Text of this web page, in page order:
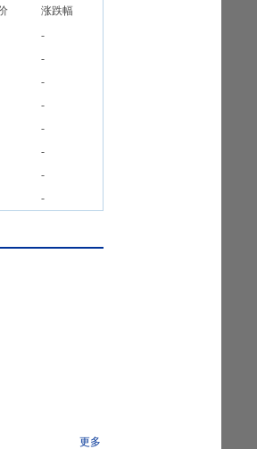
涨跌幅
-
-
-
-
-
-
-
-
更多